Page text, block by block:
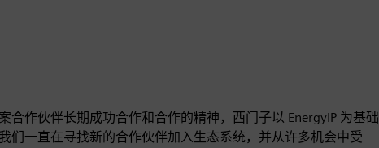
作伙伴长期成功合作和合作的精神，西门子以 EnergyIP 为基础
们一直在寻找新的合作伙伴加入生态系统，并从许多机会中受